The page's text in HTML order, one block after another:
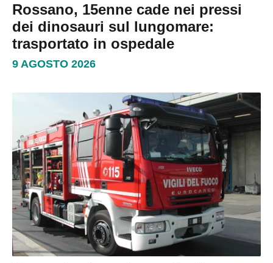
Rossano, 15enne cade nei pressi
dei dinosauri sul lungomare:
trasportato in ospedale
9 AGOSTO 2026